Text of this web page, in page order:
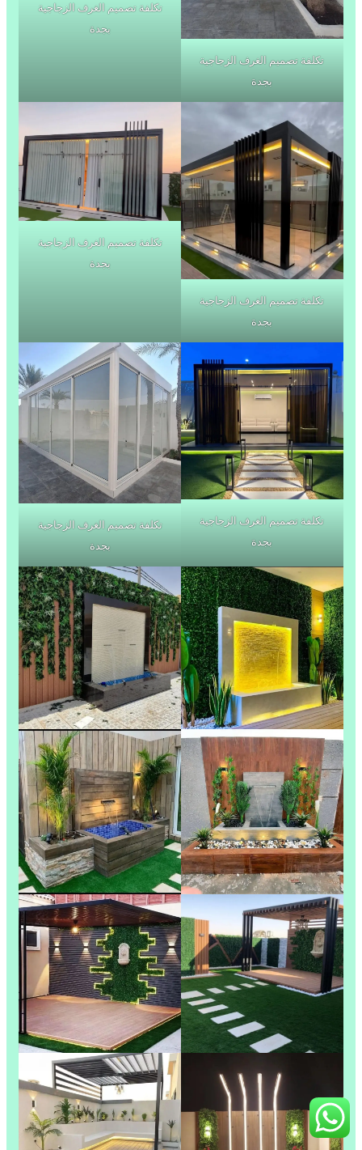
تكلفة تصميم الغرف الزجاجية
بجدة
تكلفة تصميم الغرف الزجاجية
بجدة
تكلفة تصميم الغرف الزجاجية
بجدة
تكلفة تصميم الغرف الزجاجية
بجدة
تكلفة تصميم الغرف الزجاجية
بجدة
تكلفة تصميم الغرف الزجاجية
بجدة